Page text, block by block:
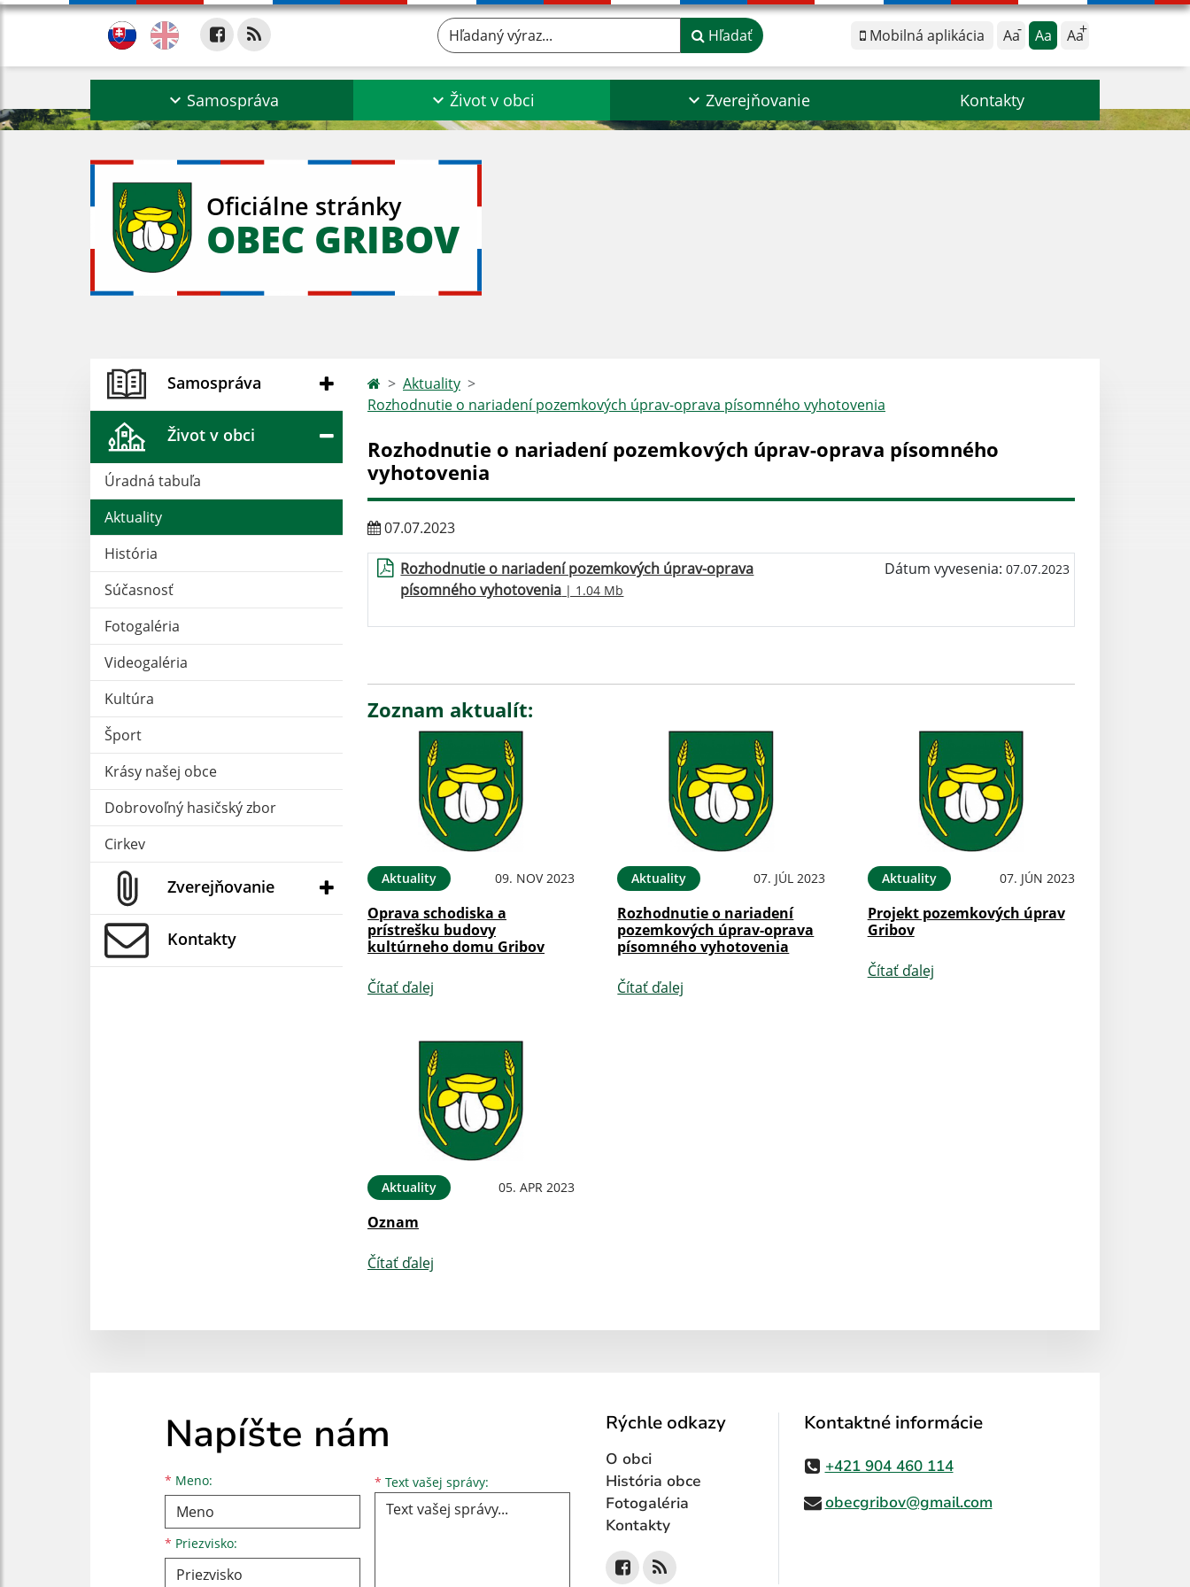
Mobilná aplikácia Aa Aa Aa
Hľadaný výraz... Hľadať
Samospráva Život v obci Zverejňovanie Kontakty
Oficiálne stránky
OBEC GRIBOV
Samospráva
Život v obci
Úradná tabuľa
Aktuality
História
Súčasnosť
Fotogaléria
Videogaléria
Kultúra
Šport
Krásy našej obce
Dobrovoľný hasičský zbor
Cirkev
Zverejňovanie
Kontakty
Aktuality
Rozhodnutie o nariadení pozemkových úprav-oprava písomného vyhotovenia
Rozhodnutie o nariadení pozemkových úprav-oprava písomného
vyhotovenia
07.07.2023
Rozhodnutie o nariadení pozemkových úprav-oprava
písomného vyhotovenia | 1.04 Mb
Dátum vyvesenia: 07.07.2023
Zoznam aktualít:
Aktuality 09. NOV 2023
Oprava schodiska a
prístrešku budovy
kultúrneho domu Gribov
Čítať ďalej
Aktuality 07. JÚL 2023
Rozhodnutie o nariadení
pozemkových úprav-oprava
písomného vyhotovenia
Čítať ďalej
Aktuality 07. JÚN 2023
Projekt pozemkových úprav
Gribov
Čítať ďalej
Aktuality 05. APR 2023
Oznam
Čítať ďalej
Napíšte nám
* Meno:
Meno
* Priezvisko:
Priezvisko
E-mailová adresa * Text vašej správy: Text vašej správy...
Rýchle odkazy
O obci
História obce
Fotogaléria
Kontakty
Kontaktné informácie
+421 904 460 114
obecgribov@gmail.com